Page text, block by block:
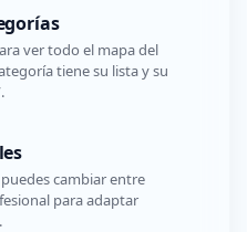
ver todo el mapa del
tiene su lista y su
cambiar entre
para adaptar